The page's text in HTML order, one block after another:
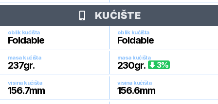
KUĆIŠTE
oblik kućišta
Foldable
oblik kućišta
Foldable
masa kućišta
237gr.
masa kućišta
230gr. 3%
visina kućišta
156.7mm
visina kućišta
156.6mm